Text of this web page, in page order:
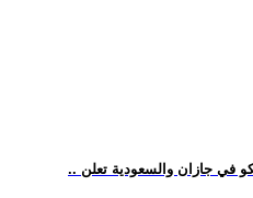
في جازان والسعودية تعلن